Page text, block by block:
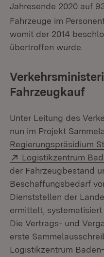
Jahresende 2020 auf
Fahrzeuge im
womit der 2014
übertroffen wurde.
Fahrzeugkauf
Unter Leitung des
nun im Projekt
Regierungspräsidium
Extern:
Logistikzentrum
der Fahrzeugbestand
Beschaffungsbedarf
Dienststellen der
ermittelt,
Die Vertrags- und
erste
Logistikzentrum